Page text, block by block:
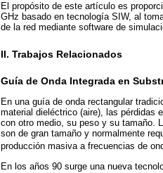
El propósito de este artículo es
GHz basado en tecnología SIW, al
de la red mediante software de
II. Trabajos Relacionados
Guía de Onda Integrada en
En una guía de onda rectangular
material dieléctrico (aire), las pérdidas
con otro medio, su peso y su tamaño.
son de gran tamaño y normalmente
producción masiva a frecuencias de
En los años 90 surge una nueva